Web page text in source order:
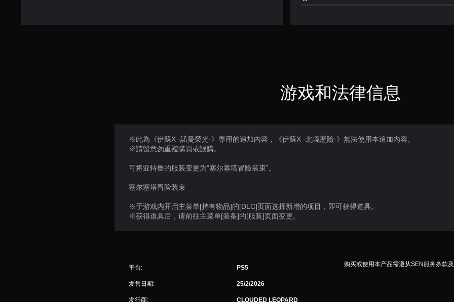
游戏和法律信息
※此為《伊蘇X -諾曼榮光-》專用的追加內容，《伊蘇X -北境歷險-》無法使用本追加內容。
※請留意勿重複購買或誤購。
可将亚特鲁的服装变更为“塞尔塞塔冒险装束”。
塞尔塞塔冒险装束
※于游戏内开启主菜单[持有物品]的[DLC]页面选择新增的项目，即可获得道具。
※获得道具后，请前往主菜单[装备]的[服装]页面变更。
平台: PS5
发售日期: 25/2/2026
发行商:
CLOUDED LEOPARD
购买或使用本产品需遵从SEN服务条款及